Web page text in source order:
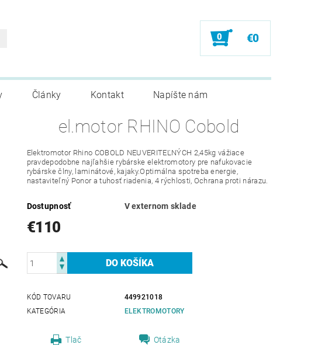
0 €0
Články Kontakt Napíšte nám
el.motor RHINO Cobold
Elektromotor Rhino COBOLD NEUVERITEĽNÝCH 2,45kg vážiace
pravdepodobne najľahšie rybárske elektromotory pre nafukovacie
rybárske člny, laminátové, kajaky.Optimálna spotreba energie,
nastaviteľný Ponor a tuhosť riadenia, 4 rýchlosti, Ochrana proti nárazu.
Dostupnosť V externom sklade
€110
KÓD TOVARU
449921018
KATEGÓRIA
ELEKTROMOTORY
Tlač Otázka